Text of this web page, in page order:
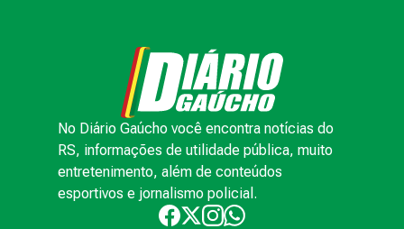
No Diário Gaúcho você encontra notícias do
RS, informações de utilidade pública, muito
entretenimento, além de conteúdos
esportivos e jornalismo policial.